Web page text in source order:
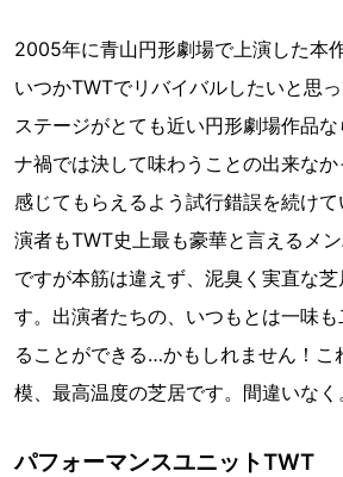
2005年に青山円形劇場で上演した本
いつかTWTでリバイバルしたいと思
ステージがとても近い円形劇場作品
ナ禍では決して味わうことの出来な
感じてもらえるよう試行錯誤を続け
演者もTWT史上最も豪華と言えるメン
ですが本筋は違えず、泥臭く実直な
す。出演者たちの、いつもとは一味
ることができる…かもしれません！こ
模、最高温度の芝居です。間違いなく
パフォーマンスユニットTWT